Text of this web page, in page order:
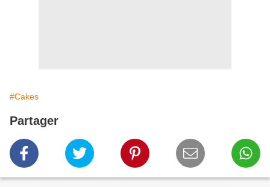
#Cakes
Partager